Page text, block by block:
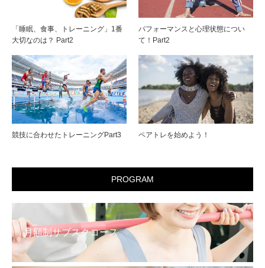
「睡眠、食事、トレーニング」1番
大切なのは？ Part2
パフォーマンスと心理状態につい
て！Part2
競技に合わせたトレーニングPart3 ペアトレを始めよう！
PROGRAM
月額制サブスクコース